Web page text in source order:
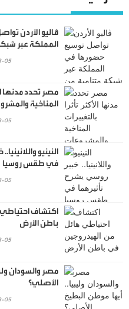
ڤاليو الأردن
المملكة عبر
والشراكات
05
مصر تحدد مدنها
المناخية
05
النينيو
في طقس روسيا
05
اكتشاف
باطن الأرض
05
مصر والسودان
الأصلي؟
05